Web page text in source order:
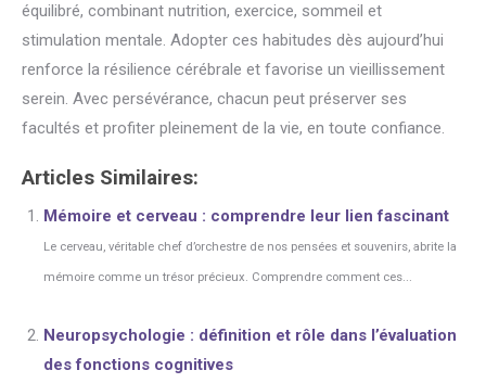
équilibré, combinant nutrition, exercice, sommeil et
stimulation mentale. Adopter ces habitudes dès aujourd’hui
renforce la résilience cérébrale et favorise un vieillissement
serein. Avec persévérance, chacun peut préserver ses
facultés et profiter pleinement de la vie, en toute confiance.
Articles Similaires:
Mémoire et cerveau : comprendre leur lien fascinant
Le cerveau, véritable chef d’orchestre de nos pensées et souvenirs, abrite la
mémoire comme un trésor précieux. Comprendre comment ces...
Neuropsychologie : définition et rôle dans l’évaluation
des fonctions cognitives